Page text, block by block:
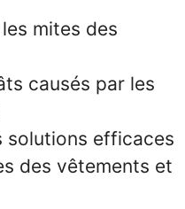
mites des
causés par les
efficaces
des vêtements et